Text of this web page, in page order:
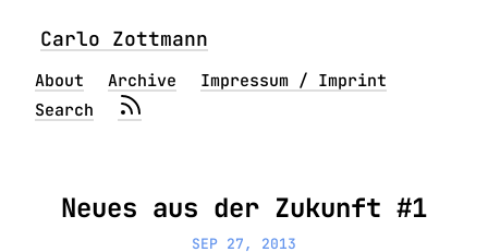
Carlo Zottmann
About Archive
Impressum / Imprint
Search
Neues aus der Zukunft #1
SEP 27, 2013